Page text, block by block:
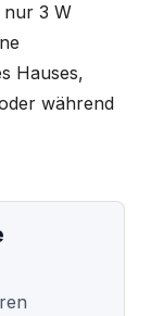
nur 3 W
Hauses,
während